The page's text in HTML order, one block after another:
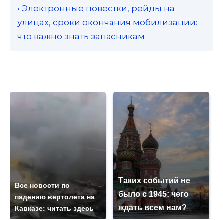
• Электронные повестки, рейды на
улицах, сроки окончания мобилизации:
что важно знать запасникам
Все новости по
падению вертолета на
Кавказе: читать здесь
Таких событий не
было с 1945: чего
ждать всем нам?